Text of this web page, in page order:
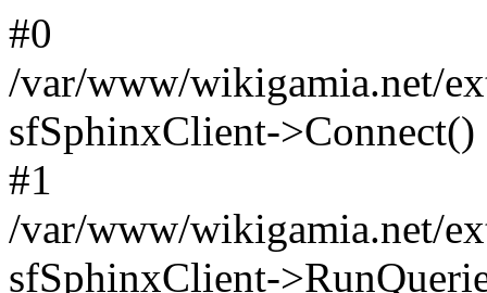
#0
/var/www/wikigamia.net/
sfSphinxClient->Connect()
#1
/var/www/wikigamia.net/
sfSphinxClient-